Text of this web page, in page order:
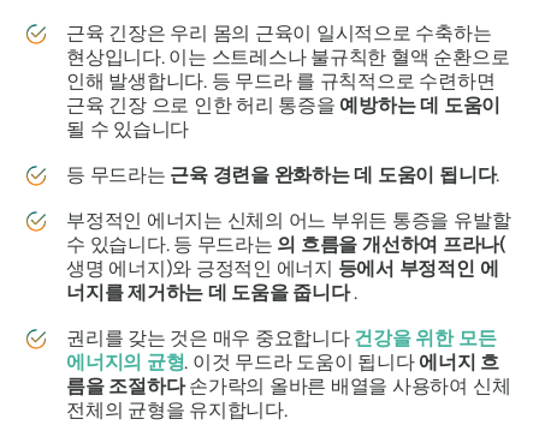
근육 긴장은 우리 몸의 근육이 일시적으로 수축하는
현상입니다. 이는 스트레스나 불규칙한 혈액 순환으로
인해 발생합니다. 등 무드라를 규칙적으로 수련하면
근육 긴장 으로 인한 허리 통증을 예방하는 데 도움이
될 수 있습니다
등 무드라는 근육 경련을 완화하는 데 도움이 됩니다.
부정적인 에너지는 신체의 어느 부위든 통증을 유발할
수 있습니다. 등 무드라는 의 흐름을 개선하여 프라나(
생명 에너지)와 긍정적인 에너지 등에서 부정적인 에
너지를 제거하는 데 도움을 줍니다.
권리를 갖는 것은 매우 중요합니다 건강을 위한 모든
에너지의 균형. 이것 무드라도움이 됩니다 에너지 흐
름을 조절하다손가락의 올바른 배열을 사용하여 신체
전체의 균형을 유지합니다.